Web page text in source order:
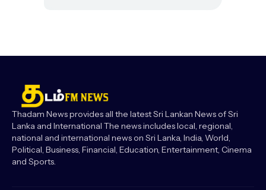
Thadam News provides all the latest Sri Lankan News of Sri
Lanka and International The news includes local, regional,
national and international news on Sri Lanka, India, World,
Political, Business, Financial, Education, Entertainment, Cinema
and Sports.